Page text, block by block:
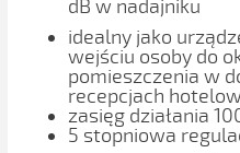
dB w nadajniku
idealny jako
wejściu osoby do
pomieszczenia w
recepcjach
zasięg działania
5 stopniowa